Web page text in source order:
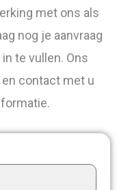
met ons als
nog je aanvraag
te vullen. Ons
contact met u